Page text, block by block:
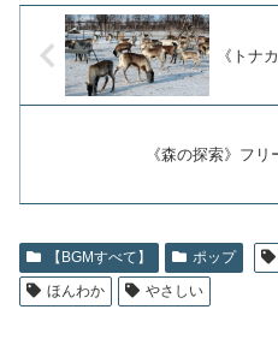
《トナ
《森の探索》フリ
【BGMすべて】 ポップ
ほんわか
やさしい